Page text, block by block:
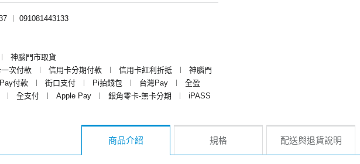
︱
091081443133
︱
神腦門市取貨
次付款
︱ 信用卡分期付款 ︱ 信用卡紅利折抵 ︱
神腦門
付款 ︱ 街口支付 ︱ Pi拍錢包 ︱ 台灣Pay ︱
全盈
︱ 全支付 ︱ Apple Pay ︱ 銀角零卡-無卡分期 ︱
iPASS
商品介紹 規格 配送與退貨說明